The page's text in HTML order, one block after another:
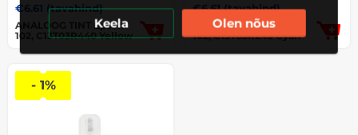
€6.61 (tavahind)
ANALOOG TINT Epson
102, C13T03R440 Yellow
€6.61 (tavahind)
ANALOOG TINT Epson
102, C13T03R240 Cyan
- 1%
Keela Olen nõus